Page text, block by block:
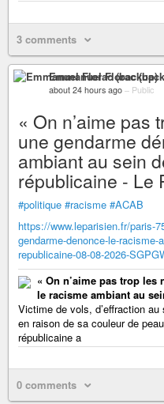
3 comments
Emmanuel Florac
about 24 hours ago – Public
« On n’aime pas
une gendarme
ambiant au sein
républicaine - Le
#politique #racisme #ACAB
https://www.leparisien.fr/paris-
gendarme-denonce-le-racisme-
republicaine-08-08-2026-
« On n’aime pas trop les
le racisme ambiant au
Victime de vols, d’effraction
en raison de sa couleur de
républicaine a
0 comments